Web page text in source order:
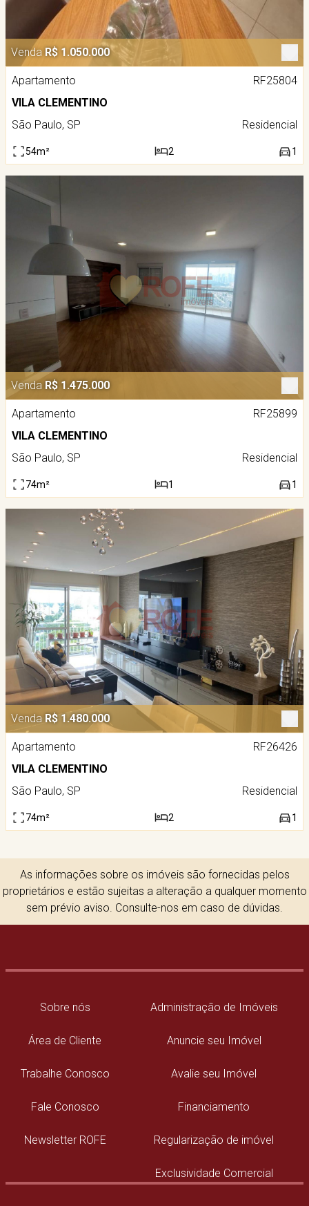
Venda R$ 1.050.000
Apartamento
RF25804
VILA CLEMENTINO
São Paulo, SP
Residencial
54m² 2 1
Venda R$ 1.475.000
Apartamento
RF25899
VILA CLEMENTINO
São Paulo, SP
Residencial
74m² 1 1
Venda R$ 1.480.000
Apartamento
RF26426
VILA CLEMENTINO
São Paulo, SP
Residencial
74m² 2 1
As informações sobre os imóveis são fornecidas pelos
proprietários e estão sujeitas a alteração a qualquer momento
sem prévio aviso. Consulte-nos em caso de dúvidas.
Sobre nós
Área de Cliente
Trabalhe Conosco
Fale Conosco
Newsletter ROFE
Administração de Imóveis
Anuncie seu Imóvel
Avalie seu Imóvel
Financiamento
Regularização de imóvel
Exclusividade Comercial